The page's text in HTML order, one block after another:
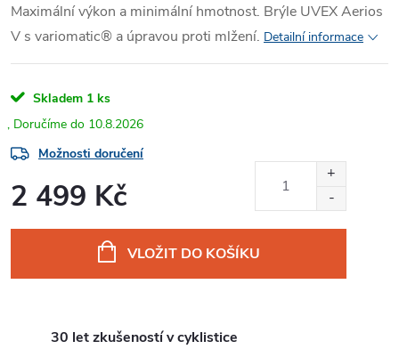
Maximální výkon a minimální hmotnost. Brýle UVEX Aerios
V s variomatic® a úpravou proti mlžení. Detailní informace
Skladem 1 ks
10.8.2026
Možnosti doručení
2 499 Kč
VLOŽIT DO KOŠÍKU
30 let zkušeností v cyklistice